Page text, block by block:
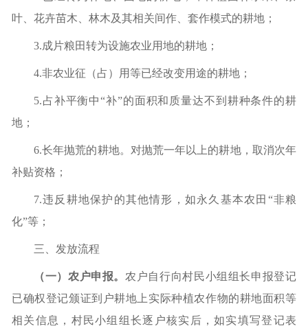
叶、花卉苗木、林木及其相关间作、套作模式的耕地；
3.成片粮田转为设施农业用地的耕地；
4.非农业征（占）用等已经改变用途的耕地；
5.占补平衡中“补”的面积和质量达不到耕种条件的耕
地；
6.长年抛荒的耕地。对抛荒一年以上的耕地，取消次年
补贴资格；
7.违反耕地保护的其他情形，如永久基本农田“非粮
化”等；
三、发放流程
（一）农户申报。 农户自行向村民小组组长申报登记
已确权登记颁证到户耕地上实际种植农作物的耕地面积等
相关信息，村民小组组长逐户核实后，如实填写登记表